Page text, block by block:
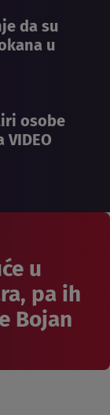
da su
u
osobe
u
pa ih
Bojan